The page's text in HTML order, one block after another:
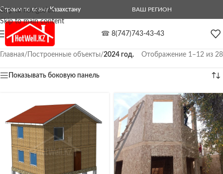
Skip to navigation
Skip to main content
Строим по всему Казахстану ВАШ РЕГИОН
☎ 8(747)743-43-43
Главная/ Построенные объекты/2024 год. Отображение 1–12 из 28
Показывать боковую панель